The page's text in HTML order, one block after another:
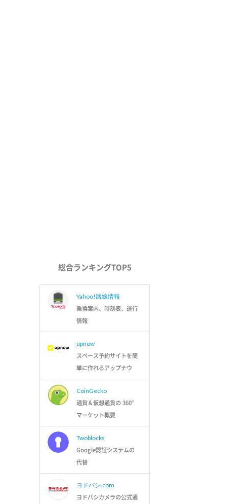
総合ランキングTOP5
Yahoo!路線情報
乗換案内、時刻表、運行
情報
upnow
スペース予約サイトを簡
単に作れるアップナウ
CoinGecko
通貨＆仮想通貨の 360°
マーケット概要
Twoblocks
Google認証システムの
代替
ヨドバシ.com
ヨドバシカメラの公式通